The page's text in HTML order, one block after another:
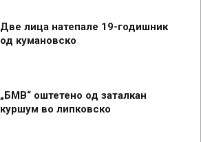
Две лица натепале 19-годишник
од кумановско
„БМВ“ оштетено од заталкан
куршум во липковско